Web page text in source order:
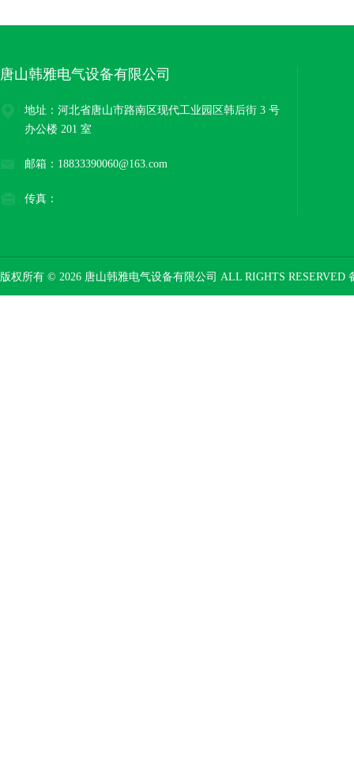
唐山韩雅电气设备有限公司
地址：河北省唐山市路南区现代工业园区韩后街 3 号
办公楼 201 室
邮箱：18833390060@163.com
传真：
版权所有 © 2026 唐山韩雅电气设备有限公司 ALL RIGHTS RESERVED